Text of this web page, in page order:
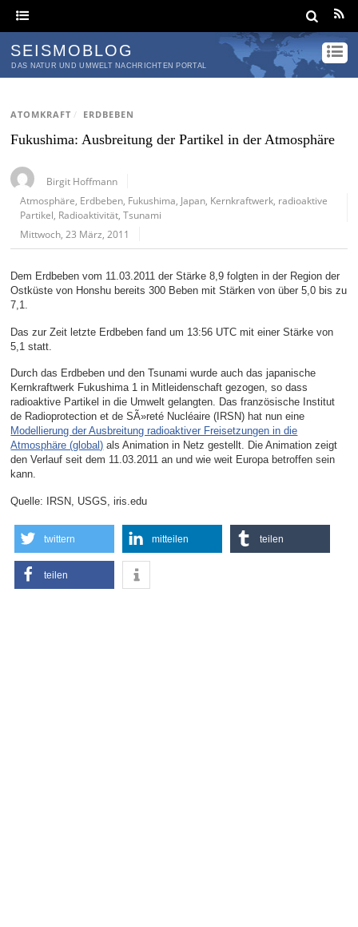
SEISMOBLOG
DAS NATUR UND UMWELT NACHRICHTEN PORTAL
ATOMKRAFT / ERDBEBEN
Fukushima: Ausbreitung der Partikel in der Atmosphäre
Birgit Hoffmann
Atmosphäre Erdbeben Fukushima Japan Kernkraftwerk radioaktive
Partikel Radioaktivität ,Tsunami
Mittwoch, 23 März, 2011
Dem Erdbeben vom 11.03.2011 der Stärke 8,9 folgten in der Region der
Ostküste von Honshu bereits 300 Beben mit Stärken von über 5,0 bis zu
7,1.
Das zur Zeit letzte Erdbeben fand um 13:56 UTC mit einer Stärke von
5,1 statt.
Durch das Erdbeben und den Tsunami wurde auch das japanische
Kernkraftwerk Fukushima 1 in Mitleidenschaft gezogen, so dass
radioaktive Partikel in die Umwelt gelangten. Das französische Institut
de Radioprotection et de SÃ»reté Nucléaire (IRSN) hat nun eine
Modellierung der Ausbreitung radioaktiver Freisetzungen in die
Atmosphäre (global) als Animation in Netz gestellt. Die Animation zeigt
den Verlauf seit dem 11.03.2011 an und wie weit Europa betroffen sein
kann.
Quelle: IRSN, USGS, iris.edu
twittern mitteilen teilen
teilen